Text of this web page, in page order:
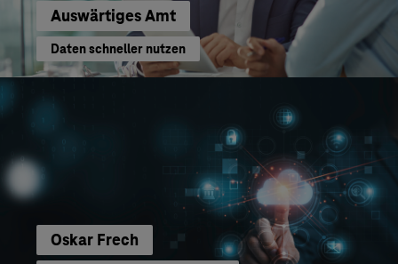
Auswärtiges Amt
Daten schneller nutzen
Oskar Frech